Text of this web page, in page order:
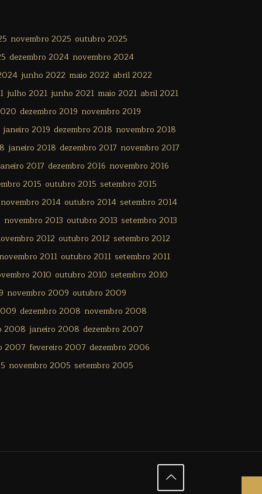
novembro 2025 outubro 2025
dezembro 2024 novembro 2024
junho 2022 maio 2022 abril 2022
julho 2021 junho 2021 maio 2021 abril 2021
dezembro 2019 novembro 2019
janeiro 2019 dezembro 2018 novembro 2018
janeiro 2018 dezembro 2017 novembro 2017
2017 dezembro 2016 novembro 2016
2015 outubro 2015 setembro 2015
novembro 2014 outubro 2014 setembro 2014
novembro 2013 outubro 2013 setembro 2013
2012 outubro 2012 setembro 2012
novembro 2011 outubro 2011 setembro 2011
2010 outubro 2010 setembro 2010
novembro 2009 outubro 2009
dezembro 2008 novembro 2008
2008 janeiro 2008 dezembro 2007
2007 fevereiro 2007 dezembro 2006
novembro 2005 setembro 2005